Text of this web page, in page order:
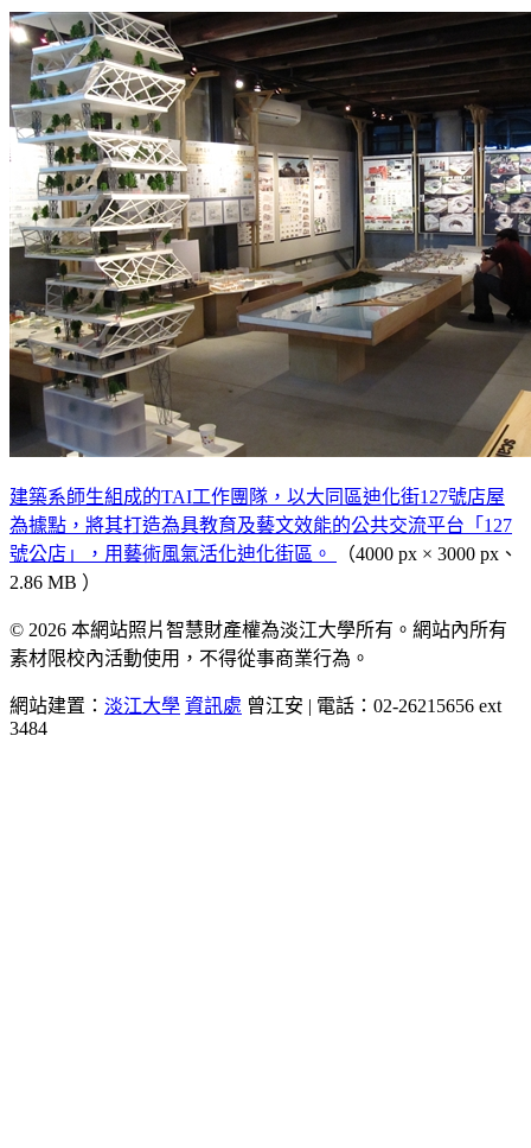
建築系師生組成的TAI工作團隊，以大同區迪化街127號店屋
為據點，將其打造為具教育及藝文效能的公共交流平台「127
號公店」，用藝術風氣活化迪化街區。
（4000 px × 3000 px、
2.86 MB ）
© 2026 本網站照片智慧財產權為淡江大學所有。網站內所有
素材限校內活動使用，不得從事商業行為。
網站建置： 淡江大學 資訊處 曾江安 | 電話：02-26215656 ext
3484